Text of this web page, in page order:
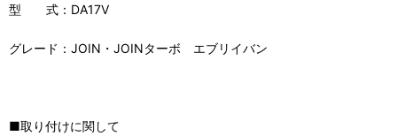
型 式：DA17V
グレード：JOIN・JOINターボ エブリイバン
■取り付けに関して